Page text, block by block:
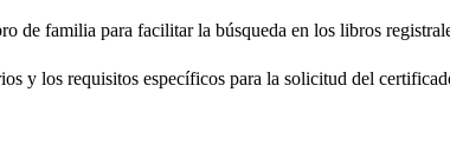
de familia para facilitar la búsqueda en los libros
y los requisitos específicos para la solicitud del